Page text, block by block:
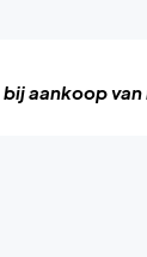
bij aankoop van